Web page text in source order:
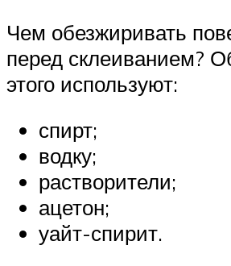
Чем обезжиривать
перед склеиванием?
этого используют:
спирт;
водку;
растворители;
ацетон;
уайт-спирит.